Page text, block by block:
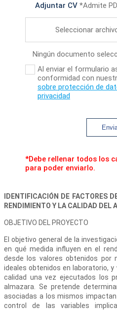
Adjuntar CV *Admite
Seleccionar
Ningún documento
Al enviar el formulario
conformidad con
sobre protección de
privacidad
*Debe rellenar todos los
para poder enviarlo.
IDENTIFICACIÓN DE FACTORES
RENDIMIENTO Y LA CALIDAD DEL
OBJETIVO DEL PROYECTO
El objetivo general de la
en qué medida influyen en el
desde los valores obtenidos por
ideales obtenidos en laboratorio,
calidad una vez ejecutados los
almazara. Se pretende
asociadas a los mismos
control de las variables